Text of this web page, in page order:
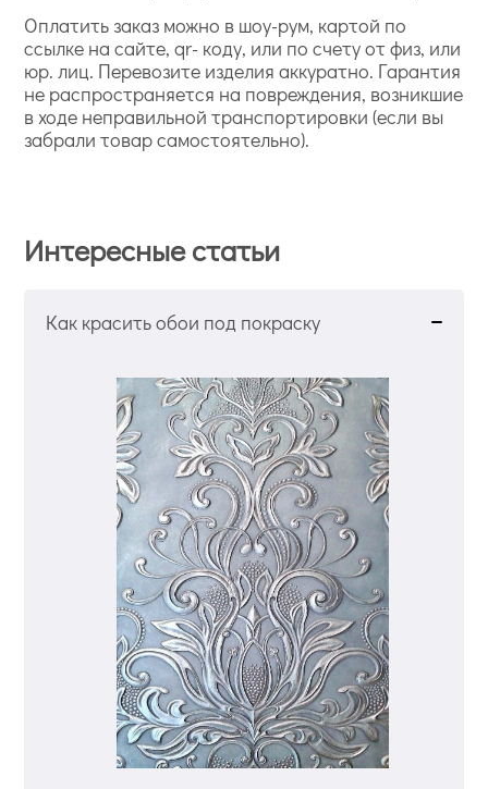
Оплатить заказ можно в шоу-рум, картой по
ссылке на сайте, qr- коду, или по счету от физ, или
юр. лиц. Перевозите изделия аккуратно. Гарантия
не распространяется на повреждения, возникшие
в ходе неправильной транспортировки (если вы
забрали товар самостоятельно).
Интересные статьи
Как красить обои под покраску